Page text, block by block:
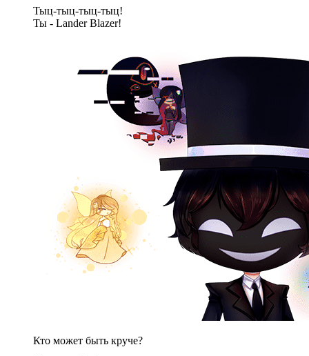
Тыц-тыц-тыц-тыц!
Ты - Lander Blazer!
Кто может быть круче?